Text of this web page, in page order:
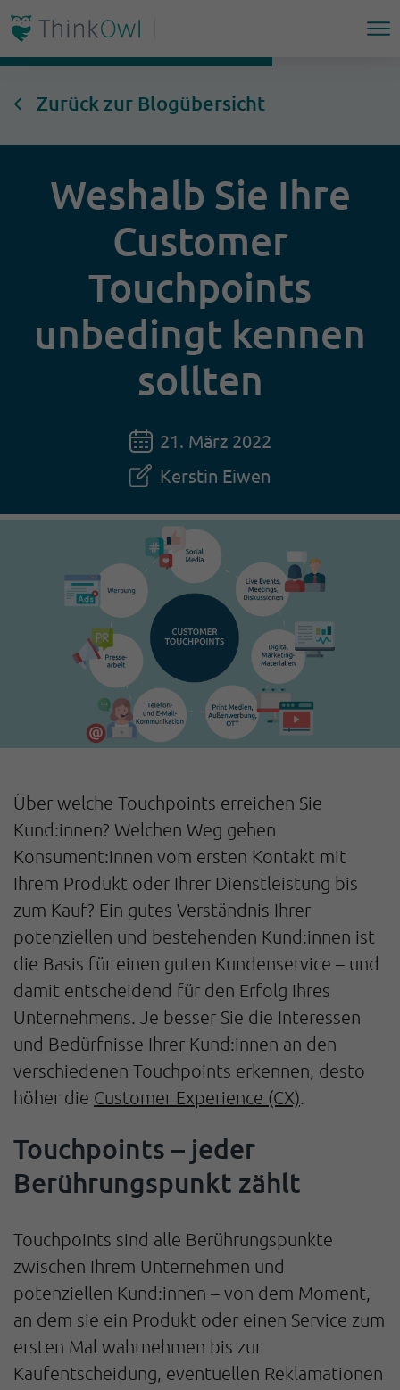
Zurück zur Blogübersicht
Weshalb Sie Ihre
Customer
Touchpoints
unbedingt kennen
sollten
21. März 2022
Kerstin Eiwen
Über welche Touchpoints erreichen Sie
Kund:innen? Welchen Weg gehen
Konsument:innen vom ersten Kontakt mit
Ihrem Produkt oder Ihrer Dienstleistung bis
zum Kauf? Ein gutes Verständnis Ihrer
potenziellen und bestehenden Kund:innen ist
die Basis für einen guten Kundenservice – und
damit entscheidend für den Erfolg Ihres
Unternehmens. Je besser Sie die Interessen
und Bedürfnisse Ihrer Kund:innen an den
verschiedenen Touchpoints erkennen, desto
höher die Customer Experience (CX).
Touchpoints – jeder
Berührungspunkt zählt
Touchpoints sind alle Berührungspunkte
zwischen Ihrem Unternehmen und
potenziellen Kund:innen – von dem Moment,
an dem sie ein Produkt oder einen Service zum
ersten Mal wahrnehmen bis zur
Kaufentscheidung, eventuellen Reklamationen